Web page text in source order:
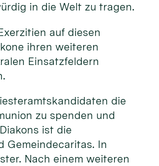
in die Welt zu tragen.
auf diesen
ihren weiteren
Einsatzfeldern
die
zu spenden und
ist die
Gemeindecaritas. In
Nach einem weiteren